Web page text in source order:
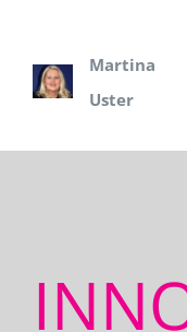
Martina
Uster